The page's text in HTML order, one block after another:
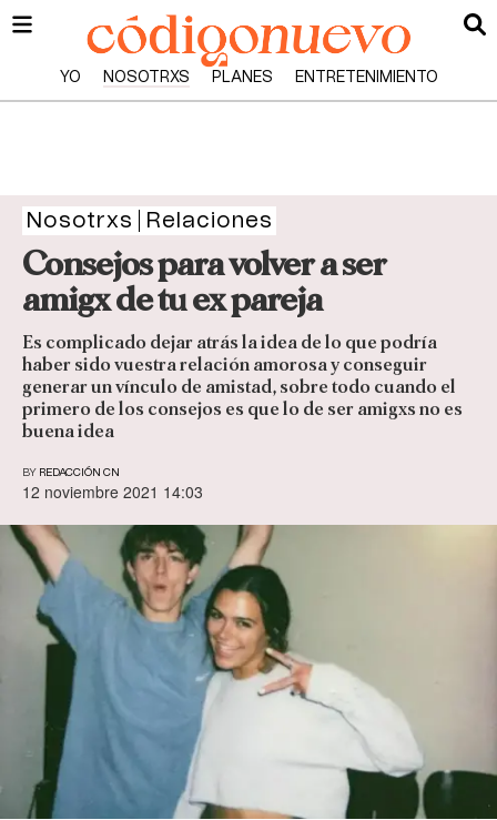
YO NOSOTRXS PLANES ENTRETENIMIENTO
Nosotrxs Relaciones
Consejos para volver a ser
amigx de tu ex pareja
Es complicado dejar atrás la idea de lo que podría
haber sido vuestra relación amorosa y conseguir
generar un vínculo de amistad, sobre todo cuando el
primero de los consejos es que lo de ser amigxs no es
buena idea
BY REDACCIÓN CN
12 noviembre 2021 14:03